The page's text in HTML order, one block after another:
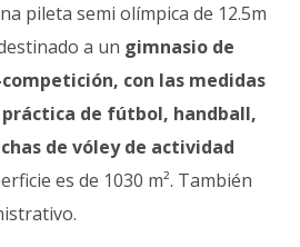
pileta semi olímpica de 12.5m
a un gimnasio de
con las medidas
práctica de fútbol, handball,
de vóley de actividad
es de 1030 m². También